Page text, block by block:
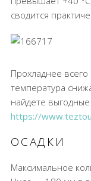
сводится
Прохладнее
температура
найдете
https://
ОСАДКИ
Максимальное